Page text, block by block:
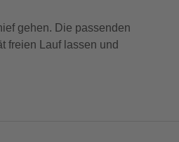
gehen. Die passenden
freien Lauf lassen und